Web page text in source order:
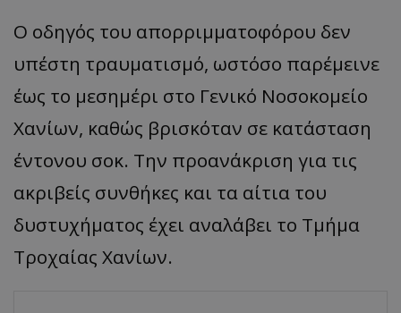
Ο οδηγός του απορριμματοφόρου δεν
υπέστη τραυματισμό, ωστόσο παρέμεινε
έως το μεσημέρι στο Γενικό Νοσοκομείο
Χανίων, καθώς βρισκόταν σε κατάσταση
έντονου σοκ. Την προανάκριση για τις
ακριβείς συνθήκες και τα αίτια του
δυστυχήματος έχει αναλάβει το Τμήμα
Τροχαίας Χανίων.